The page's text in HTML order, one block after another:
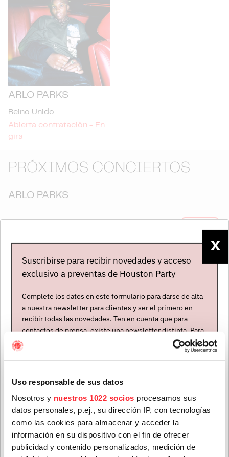
Uso responsable de sus datos
Nosotros y nuestros 1022 socios procesamos sus
datos personales, p.ej., su dirección IP, con tecnologías
como las cookies para almacenar y acceder la
información en su dispositivo con el fin de ofrecer
publicidad y contenido personalizados, medición de
ARLO PARKS
Reino Unido
Abierta contratación - En
gira
PRÓXIMOS CONCIERTOS
ARLO PARKS
ARLO PARKS
Madrid
13 NOV. 2026
+ARLO PARKS
Barcelona
Apolo
ÚLTIMAS NOTICIAS
X
Suscribirse para recibir novedades y acceso
exclusivo a preventas de Houston Party
Complete los datos en este formulario para darse de alta
a nuestra newsletter para clientes y ser el primero en
recibir todas las novedades. Ten en cuenta que para
contactos de prensa, existe una newsletter distinta. Para
formar parte de ella, envíanos un mensaje a
Apellidos